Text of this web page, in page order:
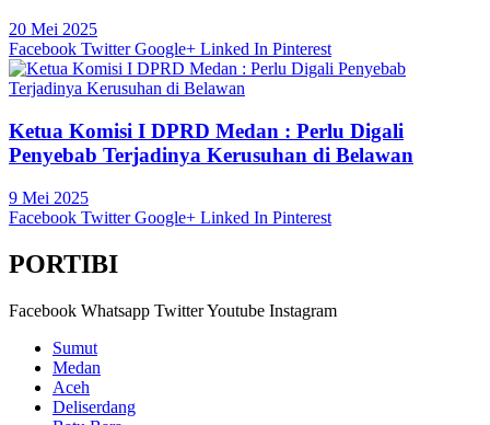
20 Mei 2025
Facebook Twitter Google+ Linked In Pinterest
Ketua Komisi I DPRD Medan : Perlu Digali
Penyebab Terjadinya Kerusuhan di Belawan
9 Mei 2025
Facebook Twitter Google+ Linked In Pinterest
PORTIBI
Facebook Whatsapp TwitterYoutube Instagram
Sumut
Medan
Aceh
Deliserdang